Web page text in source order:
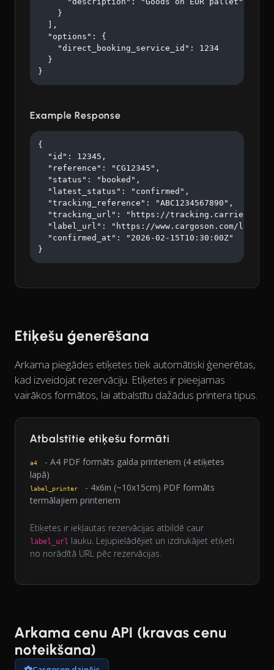
    }
  ],
  "options": {
    "direct_booking_service_id": 1234
  }
}
Example Response
{
  "id": 12345,
  "reference": "CG12345",
  "status": "booked",
  "latest_status": "confirmed",
  "tracking_reference": "ABC1234567890",
"tracking_url": "https://
"label_url": "https://www.cargoson.com/
  "confirmed_at": "2026-02-15T10:30:00Z"
}
Etiķešu ģenerēšana
Arkama piegādes etiķetes tiek automātiski ģenerētas,
kad izveidojat rezervāciju. Etiķetes ir pieejamas
vairākos formātos, lai atbalstītu dažādus printera tipus.
Atbalstītie etiķešu formāti
a4
- A4 PDF formāts galda printeriem (4 etiķetes
lapā)
label_printer
- 4x6in (~10x15cm) PDF formāts
termālajiem printeriem
Etiķetes ir iekļautas rezervācijas atbildē caur
label_url lauku. Lejupielādējiet un izdrukājiet etiķeti
no norādītā URL pēc rezervācijas.
Arkama cenu API (kravas cenu
noteikšana)